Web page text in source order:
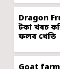
Dragon
টকা খৰচ
ফলৰ খেতি